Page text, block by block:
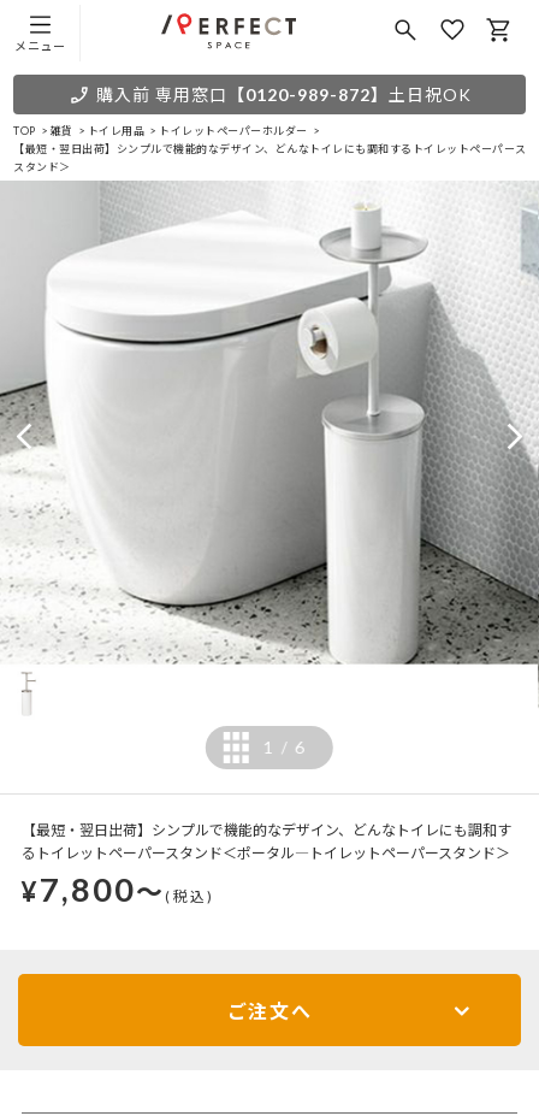
メニュー
購入前 専用窓口 【0120-989-872】 土日祝OK
TOP 雑貨 トイレ用品
トイレットペーパーホルダー
【最短・翌日出荷】シンプルで機能的なデザイン、どんなトイレにも調和するトイレットペーパース
スタンド＞
1 / 6
【最短・翌日出荷】シンプルで機能的なデザイン、どんなトイレにも調和す
るトイレットペーパースタンド＜ポータル―トイレットペーパースタンド＞
¥7,800～(税込)
ご注文へ